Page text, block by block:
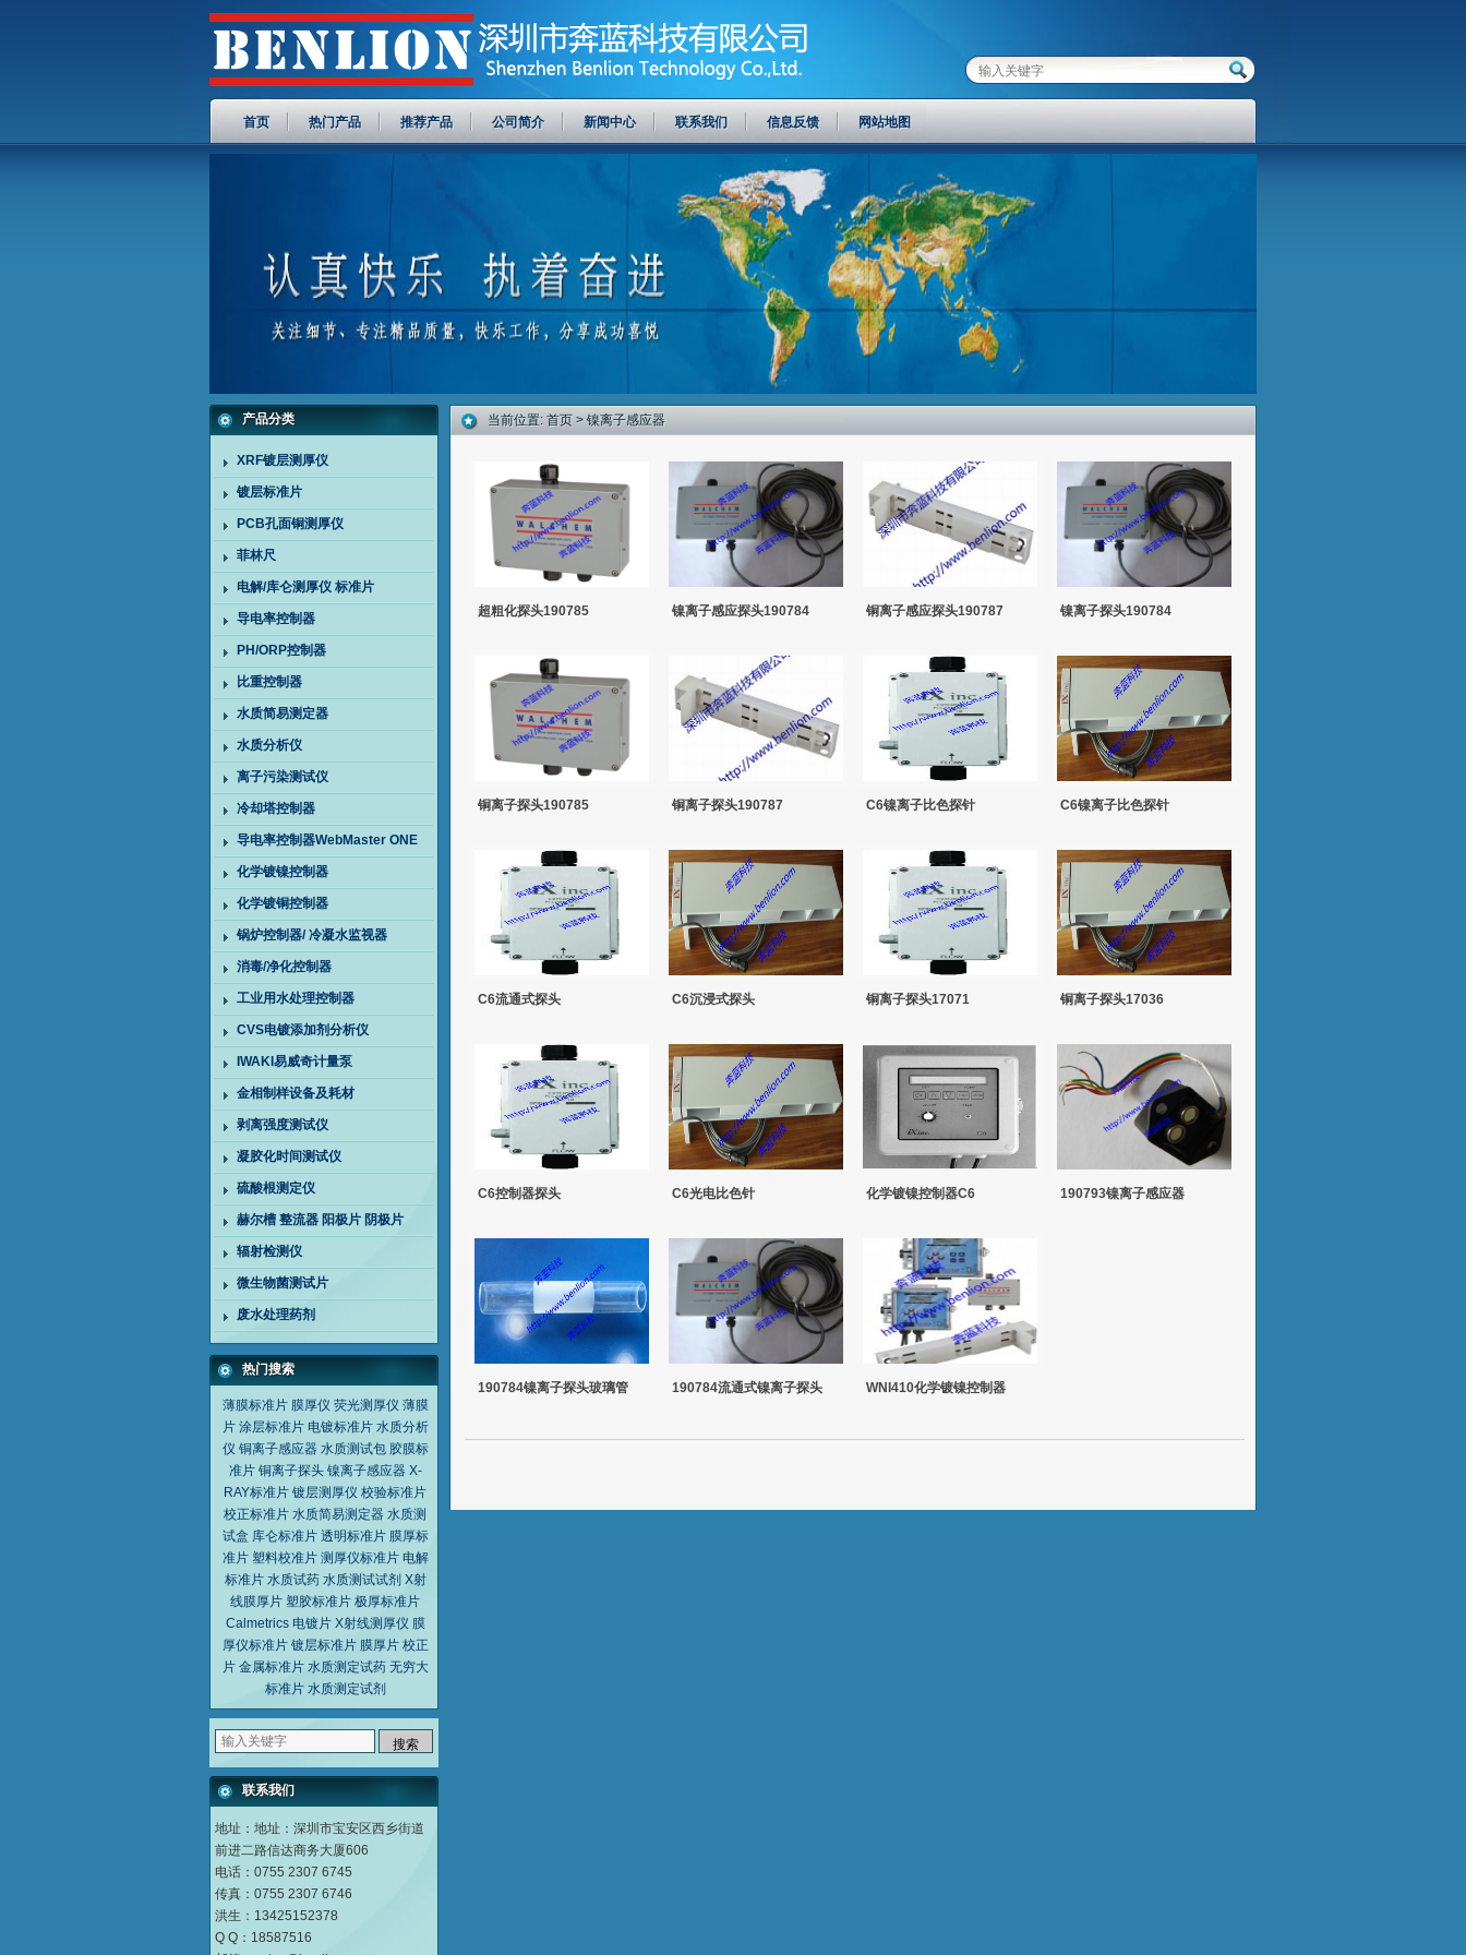
首页 热门产品 推荐产品 公司简介 新闻中心 联系我们 信息反馈 网站地图
产品分类
XRF镀层测厚仪
镀层标准片
PCB孔面铜测厚仪
菲林尺
电解/库仑测厚仪 标准片
导电率控制器
PH/ORP控制器
比重控制器
水质简易测定器
水质分析仪
离子污染测试仪
冷却塔控制器
导电率控制器WebMaster ONE
化学镀镍控制器
化学镀铜控制器
锅炉控制器/ 冷凝水监视器
消毒/净化控制器
工业用水处理控制器
CVS电镀添加剂分析仪
IWAKI易威奇计量泵
金相制样设备及耗材
剥离强度测试仪
凝胶化时间测试仪
硫酸根测定仪
赫尔槽 整流器 阳极片 阴极片
辐射检测仪
微生物菌测试片
废水处理药剂
热门搜索
薄膜标准片 膜厚仪 荧光测厚仪 薄膜
片 涂层标准片 电镀标准片 水质分析
仪 铜离子感应器 水质测试包 胶膜标
准片 铜离子探头 镍离子感应器 X-
RAY标准片 镀层测厚仪 校验标准片
校正标准片 水质简易测定器 水质测
试盒 库仑标准片 透明标准片 膜厚标
准片 塑料校准片 测厚仪标准片 电解
标准片 水质试药 水质测试试剂 X射
线膜厚片 塑胶标准片 极厚标准片
Calmetrics 电镀片 X射线测厚仪 膜
厚仪标准片 镀层标准片 膜厚片 校正
片 金属标准片 水质测定试药 无穷大
标准片 水质测定试剂
联系我们
地址：地址：深圳市宝安区西乡街道
前进二路信达商务大厦606
电话：0755 2307 6745
传真：0755 2307 6746
洪生：13425152378
Q Q：18587516
当前位置: 首页 > 镍离子感应器
超粗化探头190785 镍离子感应探头190784 铜离子感应探头190787 镍离子探头190784
铜离子探头190785 铜离子探头190787 C6镍离子比色探针 C6镍离子比色探针
C6流通式探头 C6沉浸式探头 铜离子探头17071 铜离子探头17036
C6控制器探头 C6光电比色针 化学镀镍控制器C6 190793镍离子感应器
190784镍离子探头玻璃管 190784流通式镍离子探头 WNI410化学镀镍控制器